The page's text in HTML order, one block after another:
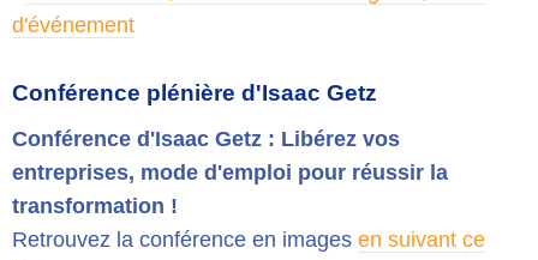
d'événement
Conférence plénière d'Isaac Getz
Conférence d'Isaac Getz : Libérez vos
entreprises, mode d'emploi pour réussir la
transformation !
Retrouvez la conférence en images en suivant ce